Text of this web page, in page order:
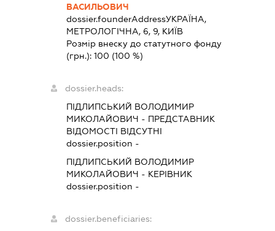
ВАСИЛЬОВИЧ
dossier.founderAddressУКРАЇНА,
МЕТРОЛОГІЧНА, 6, 9, КИЇВ
Розмір внеску до статутного фонду
(грн.): 100 (100 %)
dossier.heads:
ПІДЛИПСЬКИЙ ВОЛОДИМИР
МИКОЛАЙОВИЧ - ПРЕДСТАВНИК
ВІДОМОСТІ ВІДСУТНІ
dossier.position -
ПІДЛИПСЬКИЙ ВОЛОДИМИР
МИКОЛАЙОВИЧ - КЕРІВНИК
dossier.position -
dossier.beneficiaries: